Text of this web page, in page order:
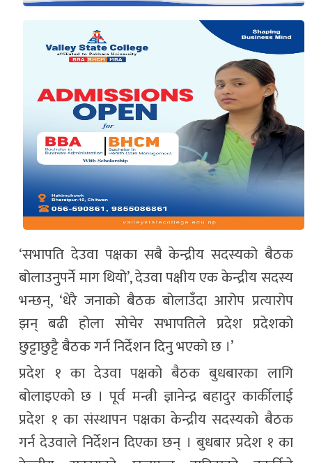
‘सभापति देउवा पक्षका सबै केन्द्रीय सदस्यको बैठक
बोलाउनुपर्ने माग थियो’, देउवा पक्षीय एक केन्द्रीय सदस्य
भन्छन्, ‘धेरै जनाको बैठक बोलाउँदा आरोप प्रत्यारोप
झन् बढी होला सोचेर सभापतिले प्रदेश प्रदेशको
छुट्टाछुट्टै बैठक गर्न निर्देशन दिनु भएको छ ।’
प्रदेश १ का देउवा पक्षको बैठक बुधबारका लागि
बोलाइएको छ । पूर्व मन्त्री ज्ञानेन्द्र बहादुर कार्कीलाई
प्रदेश १ का संस्थापन पक्षका केन्द्रीय सदस्यको बैठक
गर्न देउवाले निर्देशन दिएका छन् । बुधबार प्रदेश १ का